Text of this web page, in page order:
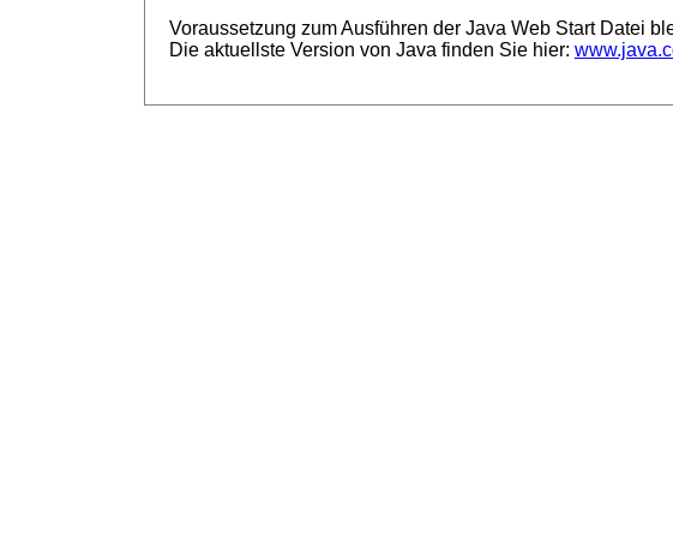
Voraussetzung zum Ausführen der Java Web Start Datei
Die aktuellste Version von Java finden Sie hier: